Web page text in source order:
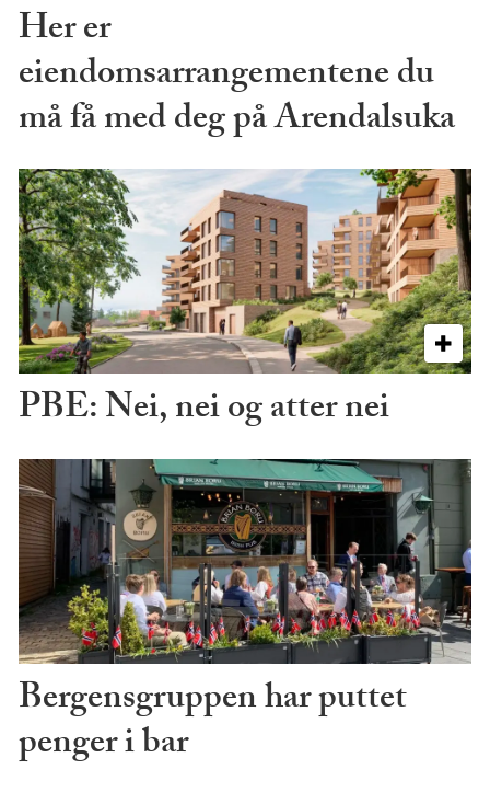
Her er
eiendomsarrangementene du
må få med deg på Arendalsuka
PBE: Nei, nei og atter nei
Bergensgruppen har puttet
penger i bar